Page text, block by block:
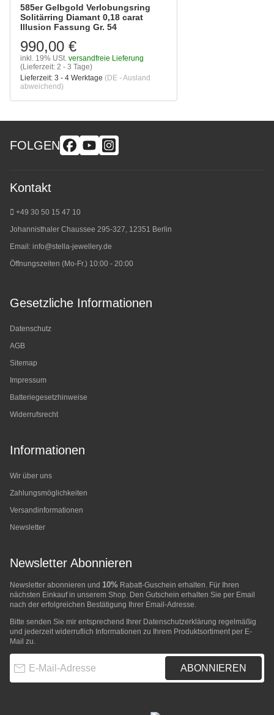
585er Gelbgold Verlobungsring
Solitärring Diamant 0,18 carat
Illusion Fassung Gr. 54
990,00 €
inkl. 19% USt. versandfreie Lieferung
(Lieferzeit: 2 - 3 Tage)
Lieferzeit: 3 - 4 Werktage (DE - Ausland
abweichend)
FOLGEN
Kontakt
+49 30 50 15 47 10
Johannisthaler Chaussee 295-327, 12351 Berlin
Email: info@stella-jewellery.de
Öffnungszeiten (Mo-Fr.) 10:00 - 20:00
Gesetzliche Informationen
Datenschutz
AGB
Sitemap
Impressum
Batteriegesetzhinweise
Widerrufsrecht
Informationen
Wir über uns
Zahlungsmöglichkeiten
Versandinformationen
Newsletter
Newsletter Abonnieren
Newsletter abonnieren und 10% Rabatt-Guschein erhalten. Für Ihren
nächsten Einkauf in unserem Shop. Den Gutschein erhalten Sie per Email
nach der erfolgreichen Bestätigung Ihrer Email-Adresse.
Bitte senden Sie mir entsprechend Ihrer Datenschutzerklärung regelmäßig
und jederzeit widerruflich Informationen zu Ihrem Produktsortiment per E-
Mail zu.
ABONNIEREN